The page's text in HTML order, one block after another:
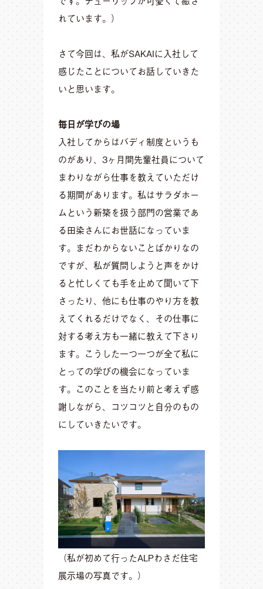
れています。）
さて今回は、私がSAKAIに入社して
感じたことについてお話していきた
いと思います。
毎日が学びの場
入社してからはバディ制度というも
のがあり、3ヶ月間先輩社員について
まわりながら仕事を教えていただけ
る期間があります。私はサラダホー
ムという新築を扱う部門の営業であ
る田染さんにお世話になっていま
す。まだわからないことばかりなの
ですが、私が質問しようと声をかけ
ると忙しくても手を止めて聞いて下
さったり、他にも仕事のやり方を教
えてくれるだけでなく、その仕事に
対する考え方も一緒に教えて下さり
ます。こうした一つ一つが全て私に
とっての学びの機会になっていま
す。このことを当たり前と考えず感
謝しながら、コツコツと自分のもの
にしていきたいです。
（私が初めて行ったALPわさだ住宅
展示場の写真です。）